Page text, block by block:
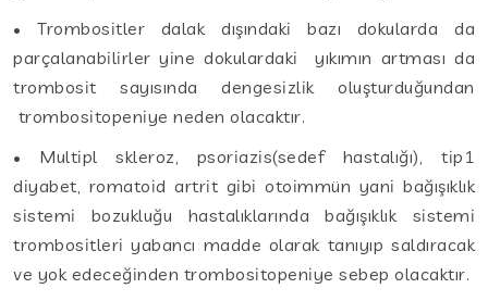
• Trombositler dalak dışındaki bazı dokularda da
parçalanabilirler yine dokulardaki yıkımın artması da
trombosit sayısında dengesizlik oluşturduğundan
trombositopeniye neden olacaktır.
• Multipl skleroz, psoriazis(sedef hastalığı), tip1
diyabet, romatoid artrit gibi otoimmün yani bağışıklık
sistemi bozukluğu hastalıklarında bağışıklık sistemi
trombositleri yabancı madde olarak tanıyıp saldıracak
ve yok edeceğinden trombositopeniye sebep olacaktır.